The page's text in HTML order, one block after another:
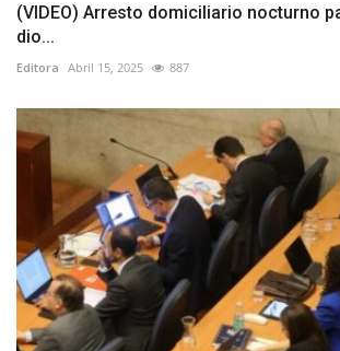
(VIDEO) Arresto domiciliario nocturno
dio...
Editora Abril 15, 2025 887